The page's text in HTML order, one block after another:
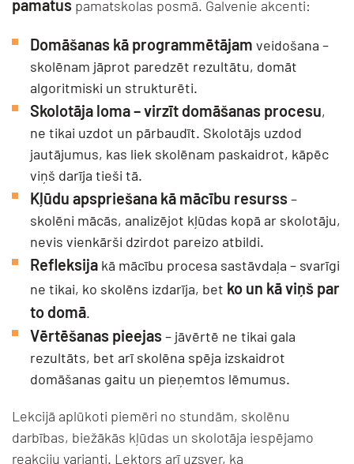
pamatus pamatskolas posmā. Galvenie akcenti:
Domāšanas kā programmētājam veidošana –
skolēnam jāprot paredzēt rezultātu, domāt
algoritmiski un strukturēti.
Skolotāja loma – virzīt domāšanas procesu,
ne tikai uzdot un pārbaudīt. Skolotājs uzdod
jautājumus, kas liek skolēnam paskaidrot, kāpēc
viņš darīja tieši tā.
Kļūdu apspriešana kā mācību resurss –
skolēni mācās, analizējot kļūdas kopā ar skolotāju,
nevis vienkārši dzirdot pareizo atbildi.
Refleksija kā mācību procesa sastāvdaļa – svarīgi
ne tikai, ko skolēns izdarīja, bet ko un kā viņš par
to domā.
Vērtēšanas pieejas – jāvērtē ne tikai gala
rezultāts, bet arī skolēna spēja izskaidrot
domāšanas gaitu un pieņemtos lēmumus.
Lekcijā aplūkoti piemēri no stundām, skolēnu
darbības, biežākās kļūdas un skolotāja iespējamo
reakciju varianti. Lektors arī uzsver, ka